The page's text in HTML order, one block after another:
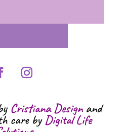
Cristiana Design and
care byDigital Life